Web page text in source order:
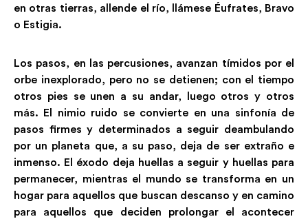
en otras tierras, allende el río, llámese Éufrates, Bravo
o Estigia.
Los pasos, en las percusiones, avanzan tímidos por el
orbe inexplorado, pero no se detienen; con el tiempo
otros pies se unen a su andar, luego otros y otros
más. El nimio ruido se convierte en una sinfonía de
pasos firmes y determinados a seguir deambulando
por un planeta que, a su paso, deja de ser extraño e
inmenso. El éxodo deja huellas a seguir y huellas para
permanecer, mientras el mundo se transforma en un
hogar para aquellos que buscan descanso y en camino
para aquellos que deciden prolongar el acontecer